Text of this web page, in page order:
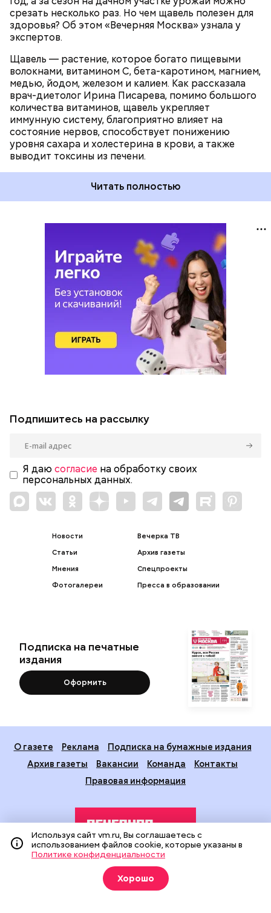
срезать несколько раз. Но чем щавель полезен для
здоровья? Об этом «Вечерняя Москва» узнала у
экспертов.
Щавель — растение, которое богато пищевыми
волокнами, витамином С, бета-каротином, магнием,
медью, йодом, железом и калием. Как рассказала
врач-диетолог Ирина Писарева, помимо большого
количества витаминов, щавель укрепляет
иммунную систему, благоприятно влияет на
состояние нервов, способствует понижению
уровня сахара и холестерина в крови, а также
выводит токсины из печени.
Читать полностью
Подпишитесь на рассылку
Я даю согласие на обработку своих
персональных данных.
Новости
Статьи
Мнения
Фотогалереи
Вечерка ТВ
Архив газеты
Спецпроекты
Пресса в образовании
Подписка на печатные
издания
Оформить
О газете Реклама
Подписка на бумажные издания
Архив газеты
Вакансии Команда
Контакты
Правовая информация
Издание создано при финансовой поддержке Департамента
средств массовой информации и рекламы города Москвы.
На сайте применяются рекомендательные технологии
Используя сайт vm.ru, Вы соглашаетесь с
использованием файлов cookie, которые указаны в
Политике конфиденциальности
Хорошо